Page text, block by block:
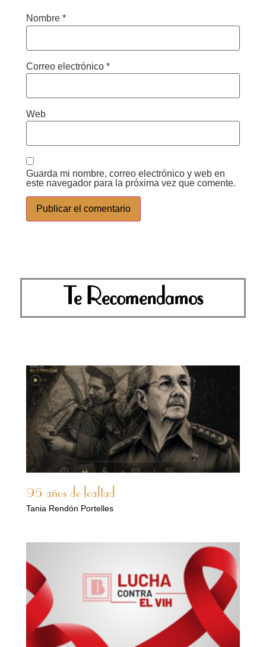
Nombre *
Correo electrónico *
Web
Guarda mi nombre, correo electrónico y web en
este navegador para la próxima vez que comente.
Te Recomendamos
95 años de lealtad
Tania Rendón Portelles